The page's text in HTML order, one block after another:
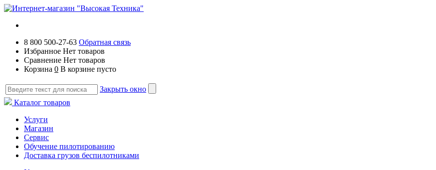
8 800 500-27-63 Обратная связь
Избранное Нет товаров
Сравнение Нет товаров
Корзина 0 В корзине пусто
Закрыть окно
Каталог товаров
Услуги
Магазин
Сервис
Обучение пилотированию
Доставка грузов беспилотниками